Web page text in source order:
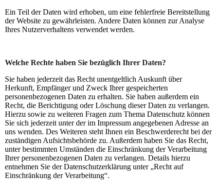
Ein Teil der Daten wird erhoben, um eine fehlerfreie Bereitstellung
der Website zu gewährleisten. Andere Daten können zur Analyse
Ihres Nutzerverhaltens verwendet werden.
Welche Rechte haben Sie bezüglich Ihrer Daten?
Sie haben jederzeit das Recht unentgeltlich Auskunft über
Herkunft, Empfänger und Zweck Ihrer gespeicherten
personenbezogenen Daten zu erhalten. Sie haben außerdem ein
Recht, die Berichtigung oder Löschung dieser Daten zu verlangen.
Hierzu sowie zu weiteren Fragen zum Thema Datenschutz können
Sie sich jederzeit unter der im Impressum angegebenen Adresse an
uns wenden. Des Weiteren steht Ihnen ein Beschwerderecht bei der
zuständigen Aufsichtsbehörde zu. Außerdem haben Sie das Recht,
unter bestimmten Umständen die Einschränkung der Verarbeitung
Ihrer personenbezogenen Daten zu verlangen. Details hierzu
entnehmen Sie der Datenschutzerklärung unter „Recht auf
Einschränkung der Verarbeitung“.